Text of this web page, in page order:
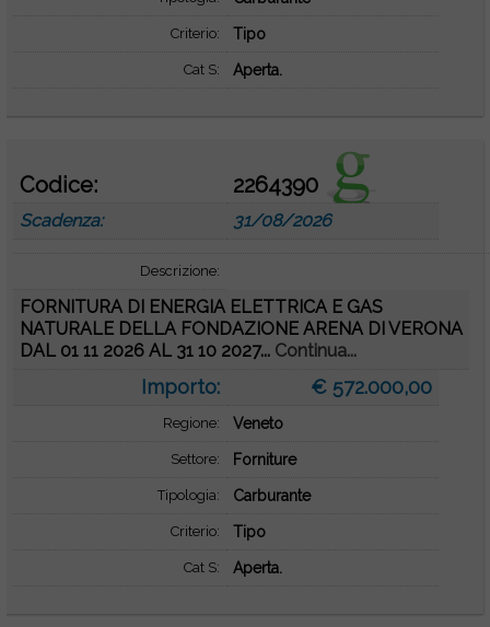
Criterio: Tipo
Cat S: Aperta.
Codice: 2264390
Scadenza: 31/08/2026
Descrizione:
FORNITURA DI ENERGIA ELETTRICA E GAS
NATURALE DELLA FONDAZIONE ARENA DI VERONA
DAL 01 11 2026 AL 31 10 2027... Continua...
Importo: € 572.000,00
Regione: Veneto
Settore: Forniture
Tipologia: Carburante
Criterio: Tipo
Cat S: Aperta.